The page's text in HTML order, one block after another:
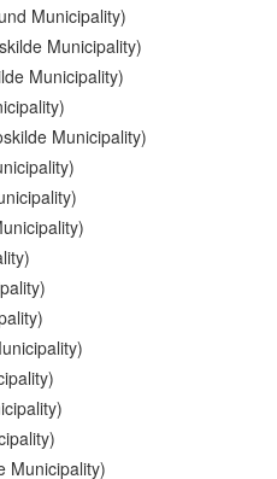
Municipality)
Municipality)
Municipality)
Municipality)
Municipality)